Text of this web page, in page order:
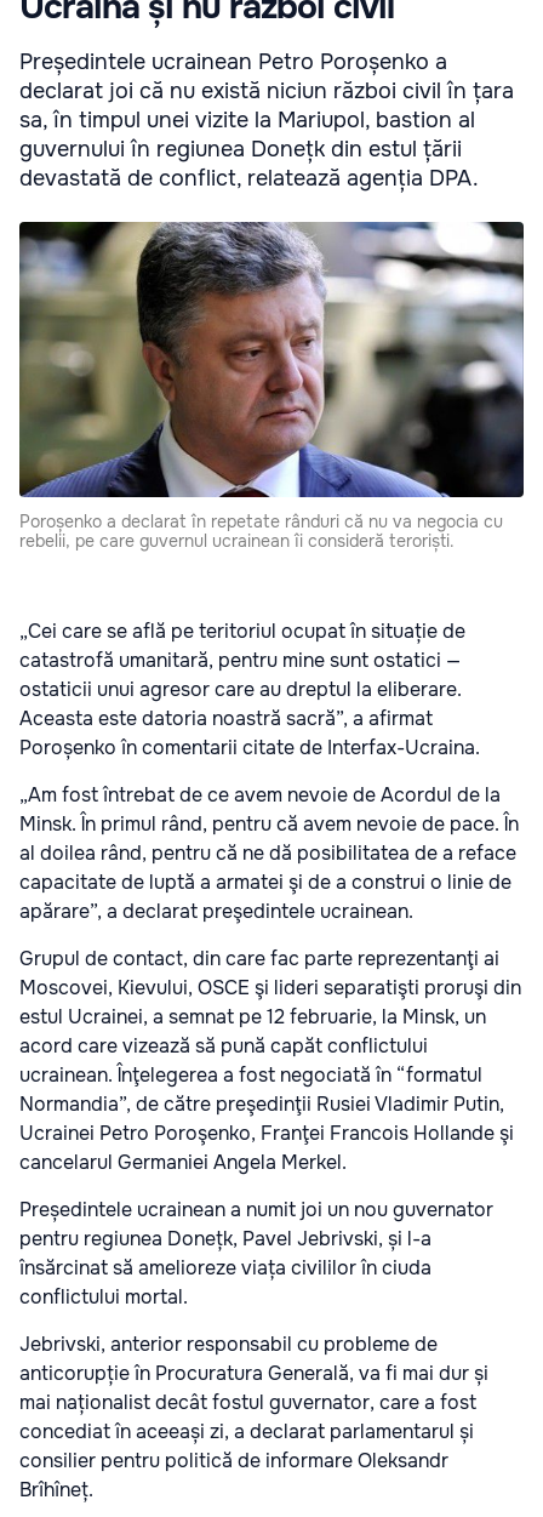
Președintele ucrainean Petro Poroșenko a
declarat joi că nu există niciun război civil în țara
sa, în timpul unei vizite la Mariupol, bastion al
guvernului în regiunea Donețk din estul țării
devastată de conflict, relatează agenția DPA.
Poroșenko a declarat în repetate rânduri că nu va negocia cu
rebelii, pe care guvernul ucrainean îi consideră teroriști.
„Cei care se află pe teritoriul ocupat în situație de
catastrofă umanitară, pentru mine sunt ostatici —
ostaticii unui agresor care au dreptul la eliberare.
Aceasta este datoria noastră sacră”, a afirmat
Poroșenko în comentarii citate de Interfax-Ucraina.
„Am fost întrebat de ce avem nevoie de Acordul de la
Minsk. În primul rând, pentru că avem nevoie de pace. În
al doilea rând, pentru că ne dă posibilitatea de a reface
capacitate de luptă a armatei şi de a construi o linie de
apărare”, a declarat preşedintele ucrainean.
Grupul de contact, din care fac parte reprezentanţi ai
Moscovei, Kievului, OSCE şi lideri separatişti proruşi din
estul Ucrainei, a semnat pe 12 februarie, la Minsk, un
acord care vizează să pună capăt conflictului
ucrainean. Înţelegerea a fost negociată în “formatul
Normandia”, de către preşedinţii Rusiei Vladimir Putin,
Ucrainei Petro Poroşenko, Franţei Francois Hollande şi
cancelarul Germaniei Angela Merkel.
Președintele ucrainean a numit joi un nou guvernator
pentru regiunea Donețk, Pavel Jebrivski, și l-a
însărcinat să amelioreze viața civililor în ciuda
conflictului mortal.
Jebrivski, anterior responsabil cu probleme de
anticorupție în Procuratura Generală, va fi mai dur și
mai naționalist decât fostul guvernator, care a fost
concediat în aceeași zi, a declarat parlamentarul și
consilier pentru politică de informare Oleksandr
Brîhîneț.